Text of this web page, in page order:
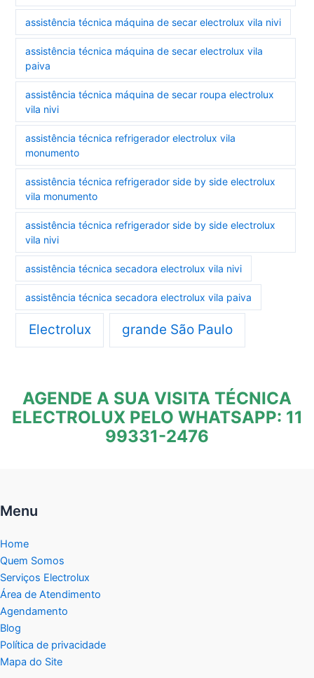
assistência técnica máquina de secar electrolux vila nivi
assistência técnica máquina de secar electrolux vila
paiva
assistência técnica máquina de secar roupa electrolux
vila nivi
assistência técnica refrigerador electrolux vila
monumento
assistência técnica refrigerador side by side electrolux
vila monumento
assistência técnica refrigerador side by side electrolux
vila nivi
assistência técnica secadora electrolux vila nivi
assistência técnica secadora electrolux vila paiva
Electrolux grande São Paulo
AGENDE A SUA VISITA TÉCNICA
ELECTROLUX PELO WHATSAPP: 11
99331-2476
Menu
Home
Quem Somos
Serviços Electrolux
Área de Atendimento
Agendamento
Blog
Política de privacidade
Mapa do Site